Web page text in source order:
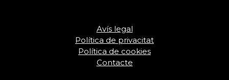
Avís legal
Política de privacitat
Política de cookies
Contacte